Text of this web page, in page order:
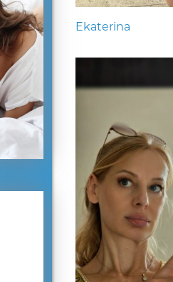
Ekaterina